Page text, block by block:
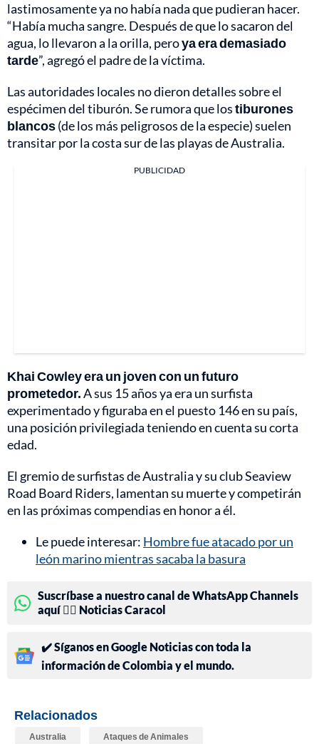
lastimosamente ya no había nada que pudieran hacer.
“Había mucha sangre. Después de que lo sacaron del
agua, lo llevaron a la orilla, peroya era demasiado
tarde”, agregó el padre de la víctima.
Las autoridades locales no dieron detalles sobre el
espécimen del tiburón. Se rumora que lostiburones
blancos(de los más peligrosos de la especie) suelen
transitar por la costa sur de las playas de Australia.
PUBLICIDAD
Khai Cowley era un joven con un futuro
prometedor.A sus 15 años ya era un surfista
experimentado y figuraba en el puesto 146 en su país,
una posición privilegiada teniendo en cuenta su corta
edad.
El gremio de surfistas de Australia y su club Seaview
Road Board Riders, lamentan su muerte y competirán
en las próximas compendias en honor a él.
Le puede interesar: Hombre fue atacado por un
león marino mientras sacaba la basura
Suscríbase a nuestro canal de WhatsApp Channels
aquí 👉🏻 Noticias Caracol
✔️ Síganos en Google Noticias con toda la
información de Colombia y el mundo.
Relacionados
Australia Ataques de Animales